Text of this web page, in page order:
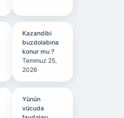
Kazandibi
buzdolabına
konur mu ?
Temmuz 25,
2026
Yünün
vücuda